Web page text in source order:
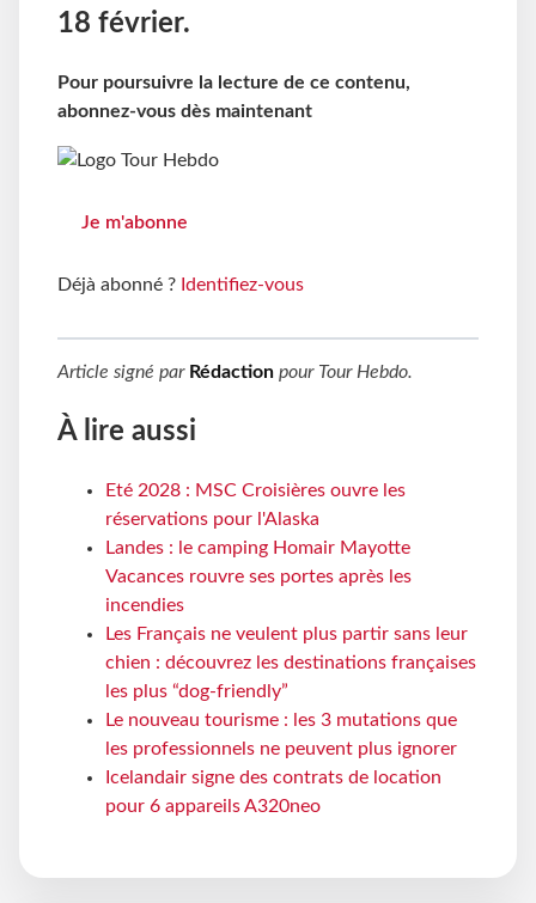
18 février.
Pour poursuivre la lecture de ce contenu,
abonnez-vous dès maintenant
Je m'abonne
Déjà abonné ? Identifiez-vous
Article signé par Rédaction pour Tour Hebdo.
À lire aussi
Eté 2028 : MSC Croisières ouvre les
réservations pour l'Alaska
Landes : le camping Homair Mayotte
Vacances rouvre ses portes après les
incendies
Les Français ne veulent plus partir sans leur
chien : découvrez les destinations françaises
les plus “dog-friendly”
Le nouveau tourisme : les 3 mutations que
les professionnels ne peuvent plus ignorer
Icelandair signe des contrats de location
pour 6 appareils A320neo